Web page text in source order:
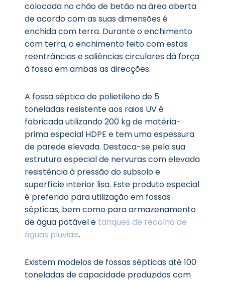
colocada no chão de betão na área aberta
de acordo com as suas dimensões é
enchida com terra. Durante o enchimento
com terra, o enchimento feito com estas
reentrâncias e saliências circulares dá força
à fossa em ambas as direcções.
A fossa séptica de polietileno de 5
toneladas resistente aos raios UV é
fabricada utilizando 200 kg de matéria-
prima especial HDPE e tem uma espessura
de parede elevada. Destaca-se pela sua
estrutura especial de nervuras com elevada
resistência à pressão do subsolo e
superfície interior lisa. Este produto especial
é preferido para utilização em fossas
sépticas, bem como para armazenamento
de água potável e tanques de recolha de
águas pluviais.
Existem modelos de fossas sépticas até 100
toneladas de capacidade produzidos com